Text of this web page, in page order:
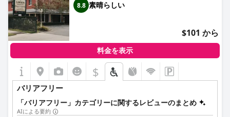
8.8 素晴らしい
$101 から
料金を表示
$
バリアフリー
「バリアフリー」カテゴリーに関するレビューのまとめ
AIによる要約